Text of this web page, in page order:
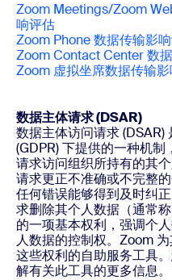
Zoom Meetings/Zoom
响评估
Zoom Phone 数据传输影
Zoom Contact Center 数
Zoom 虚拟坐席数据传输
数据主体请求 (DSAR)
数据主体访问请求 (DSAR)
(GDPR) 下提供的一种机
请求访问组织所持有的其
请求更正不准确或不完整
任何错误能够得到及时纠
求删除其个人数据（通常
的一项基本权利，强调个
人数据的控制权。Zoom
这些权利的自助服务工具
解有关此工具的更多信息。